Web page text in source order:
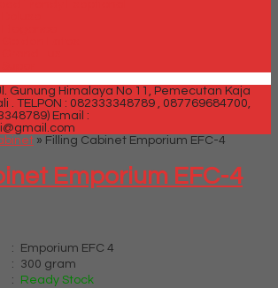
Jl. Gunung Himalaya No 11, Pemecutan Kaja
. TELPON : 082333348789 , 087769684700,
Email :
» Filling Cabinet Emporium EFC-4
Emporium EFC-4
:
Emporium EFC 4
:
300 gram
:
Ready Stock